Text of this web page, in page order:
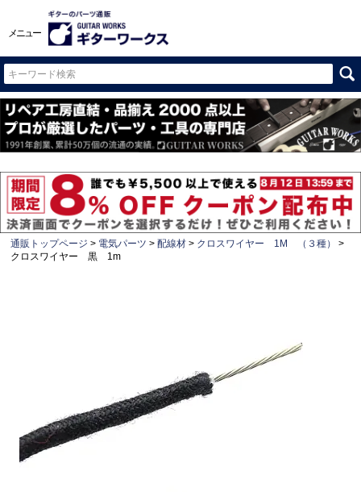
メニュー
通販トップページ 電気パーツ 配線材
クロスワイヤー 1M （３種）
クロスワイヤー 黒 1m